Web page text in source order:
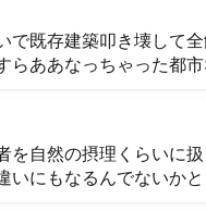
で既存建築叩き壊して
らああなっちゃった都市
を自然の摂理くらいに
いにもなるんでないかと